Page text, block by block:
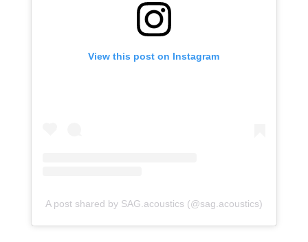
View this post on Instagram
A post shared by SAG.acoustics (@sag.acoustics)